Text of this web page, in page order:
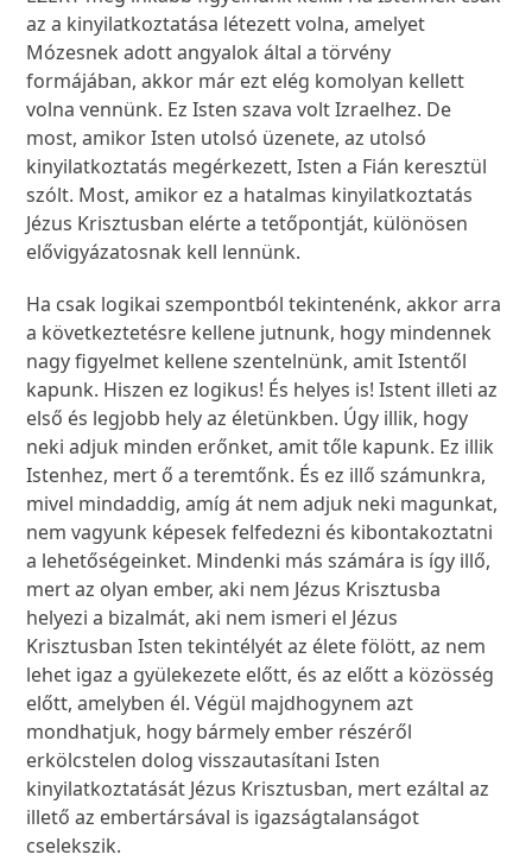
az a kinyilatkoztatása létezett volna, amelyet
Mózesnek adott angyalok által a törvény
formájában, akkor már ezt elég komolyan kellett
volna vennünk. Ez Isten szava volt Izraelhez. De
most, amikor Isten utolsó üzenete, az utolsó
kinyilatkoztatás megérkezett, Isten a Fián keresztül
szólt. Most, amikor ez a hatalmas kinyilatkoztatás
Jézus Krisztusban elérte a tetőpontját, különösen
elővigyázatosnak kell lennünk.
Ha csak logikai szempontból tekintenénk, akkor arra
a következtetésre kellene jutnunk, hogy mindennek
nagy figyelmet kellene szentelnünk, amit Istentől
kapunk. Hiszen ez logikus! És helyes is! Istent illeti az
első és legjobb hely az életünkben. Úgy illik, hogy
neki adjuk minden erőnket, amit tőle kapunk. Ez illik
Istenhez, mert ő a teremtőnk. És ez illő számunkra,
mivel mindaddig, amíg át nem adjuk neki magunkat,
nem vagyunk képesek felfedezni és kibontakoztatni
a lehetőségeinket. Mindenki más számára is így illő,
mert az olyan ember, aki nem Jézus Krisztusba
helyezi a bizalmát, aki nem ismeri el Jézus
Krisztusban Isten tekintélyét az élete fölött, az nem
lehet igaz a gyülekezete előtt, és az előtt a közösség
előtt, amelyben él. Végül majdhogynem azt
mondhatjuk, hogy bármely ember részéről
erkölcstelen dolog visszautasítani Isten
kinyilatkoztatását Jézus Krisztusban, mert ezáltal az
illető az embertársával is igazságtalanságot
cselekszik.